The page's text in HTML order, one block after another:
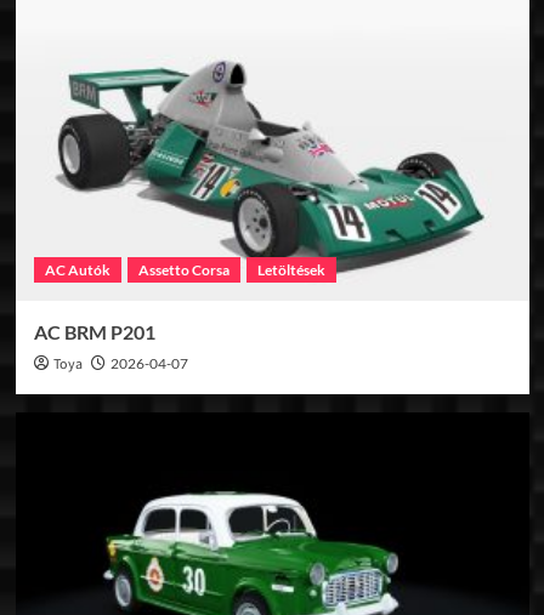
AC Autók Assetto Corsa Letöltések
AC BRM P201
Toya 2026-04-07